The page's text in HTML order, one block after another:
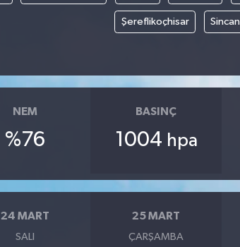
Şereflikoçhisar Sincan
NEM
%76
BASINÇ
1004 hpa
24 MART
SALI
25 MART
ÇARŞAMBA